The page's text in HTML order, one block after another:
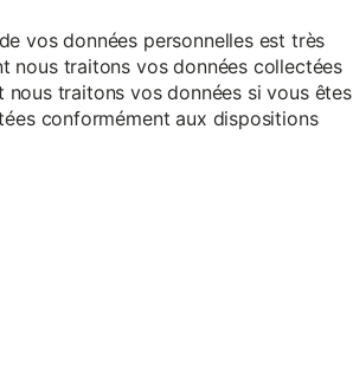
vos données personnelles est très
nous traitons vos données collectées
traitons vos données si vous êtes
conformément aux dispositions